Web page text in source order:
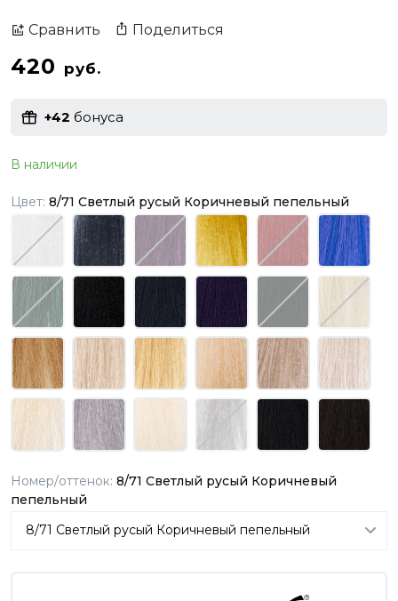
Сравнить Поделиться
420 руб.
+42 бонуса
В наличии
Цвет: 8/71 Светлый русый Коричневый пепельный
Номер/оттенок: 8/71 Светлый русый Коричневый
пепельный